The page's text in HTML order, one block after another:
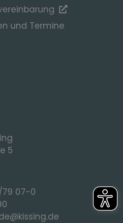
und Termine
5
07-0